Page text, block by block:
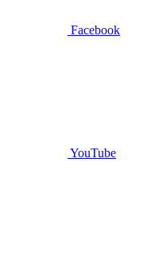
Facebook
YouTube